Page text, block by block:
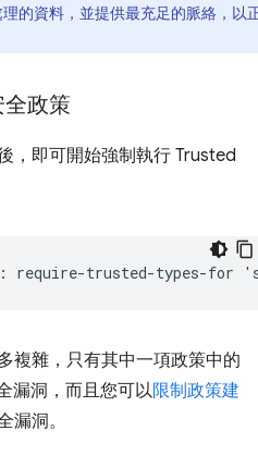
的資料，並提供最充足的脈絡，以
政策
，即可開始強制執行 Trusted
複雜，只有其中一項政策中的
漏洞，而且您可以限制政策建
漏洞。